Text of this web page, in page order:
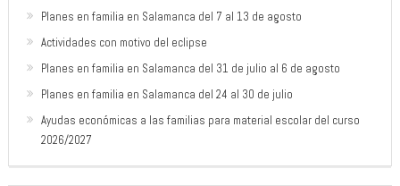
Planes en familia en Salamanca del 7 al 13 de agosto
Actividades con motivo del eclipse
Planes en familia en Salamanca del 31 de julio al 6 de agosto
Planes en familia en Salamanca del 24 al 30 de julio
Ayudas económicas a las familias para material escolar del curso
2026/2027